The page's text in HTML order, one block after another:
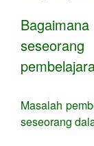
Masalah
seseorang